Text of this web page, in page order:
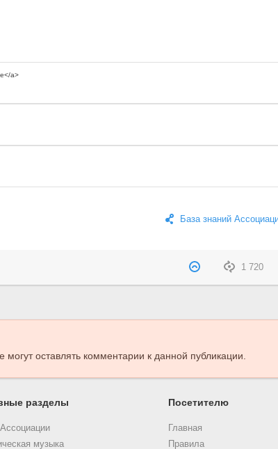
База знаний
1 720
могут оставлять комментарии к данной публикации.
разделы
музыка
Посетителю
Главная
Правила